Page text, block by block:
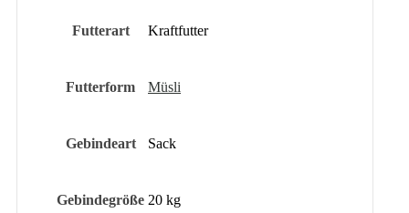
Futterart Kraftfutter
Futterform Müsli
Gebindeart Sack
Gebindegröße 20 kg